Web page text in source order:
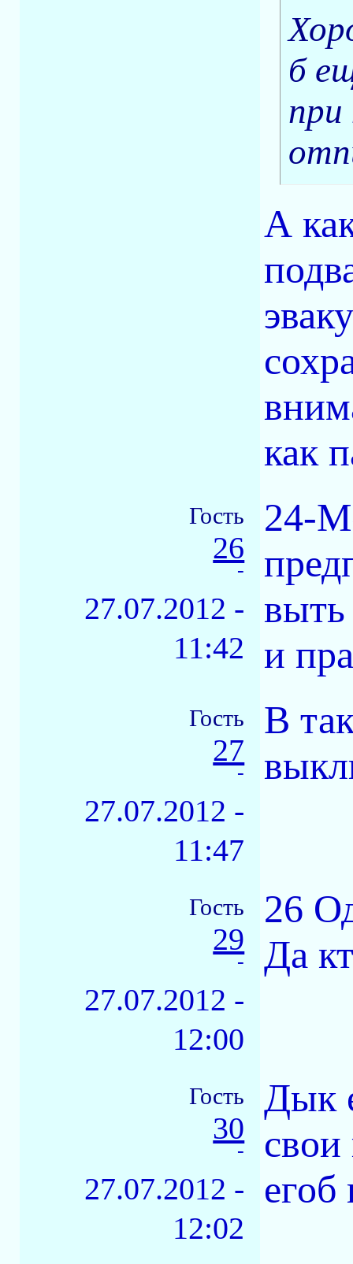
б
при
А
как
Гость
26
-
27.07.2012 -
11:42
24-
и
Гость
27
-
27.07.2012 -
11:47
В
Гость
29
-
27.07.2012 -
12:00
26
Да
Гость
30
-
27.07.2012 -
12:02
Дык